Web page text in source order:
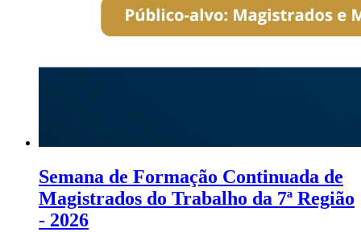
Semana de Formação Continuada de
Magistrados do Trabalho da 7ª Região
- 2026